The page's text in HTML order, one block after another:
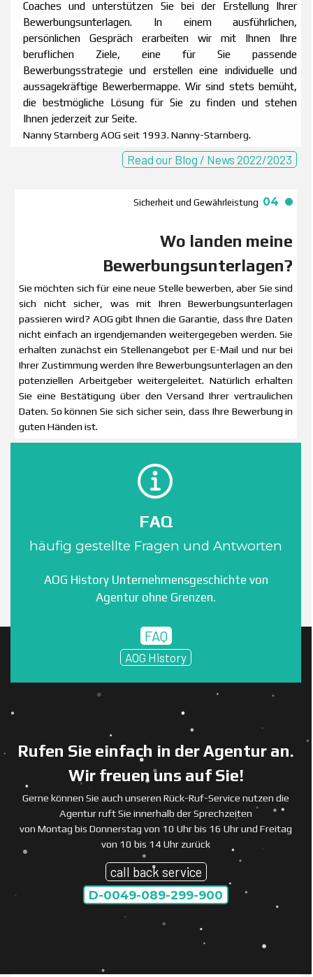
Coaches und unterstützen Sie bei der Erstellung Ihrer
Bewerbungsunterlagen. In einem ausführlichen,
persönlichen Gespräch erarbeiten wir mit Ihnen Ihre
beruflichen Ziele, eine für Sie passende
Bewerbungsstrategie und erstellen eine individuelle und
aussagekräftige Bewerbermappe. Wir sind stets bemüht,
die bestmögliche Lösung für Sie zu finden und stehen
Ihnen jederzeit zur Seite.
Nanny Starnberg AOG seit 1993. Nanny-Starnberg.
Read our Blog / News 2022/2023
Sicherheit und Gewährleistung 04
Wo landen meine
Bewerbungsunterlagen?
Sie möchten sich für eine neue Stelle bewerben, aber Sie sind
sich nicht sicher, was mit Ihren Bewerbungsunterlagen
passieren wird? AOG gibt Ihnen die Garantie, dass Ihre Daten
nicht einfach an irgendjemanden weitergegeben werden. Sie
erhalten zunächst ein Stellenangebot per E-Mail und nur bei
Ihrer Zustimmung werden Ihre Bewerbungsunterlagen an den
potenziellen Arbeitgeber weitergeleitet. Natürlich erhalten
Sie eine Bestätigung über den Versand Ihrer vertraulichen
Daten. So können Sie sich sicher sein, dass Ihre Bewerbung in
guten Händen ist.
FAQ
häufig gestellte Fragen und Antworten
AOG History Unternehmensgeschichte von
Agentur ohne Grenzen.
FAQ
AOG History
Rufen Sie einfach in der Agentur an.
Wir freuen uns auf Sie!
Gerne können Sie auch unseren Rück-Ruf-Service nutzen die
Agentur ruft Sie innerhalb der Sprechzeiten
von Montag bis Donnerstag von 10 Uhr bis 16 Uhr und Freitag
von 10 bis 14 Uhr zurück
call back service
D-0049-089-299-900